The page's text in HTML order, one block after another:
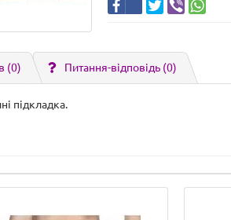
(0) Питання-відповідь (0)
підкладка.